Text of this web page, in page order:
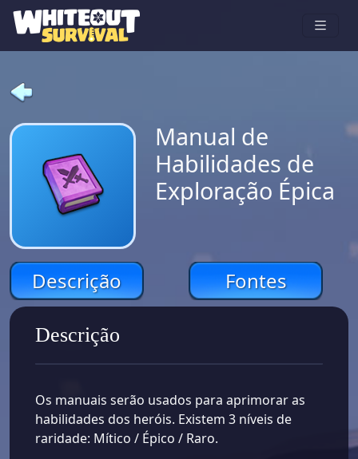
Manual de
Habilidades de
Exploração Épica
Descrição Fontes
Descrição
Os manuais serão usados ​​para aprimorar as
habilidades dos heróis. Existem 3 níveis de
raridade: Mítico / Épico / Raro.